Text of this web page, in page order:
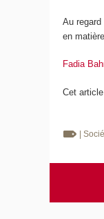
Au
en
Fadia
Cet
|